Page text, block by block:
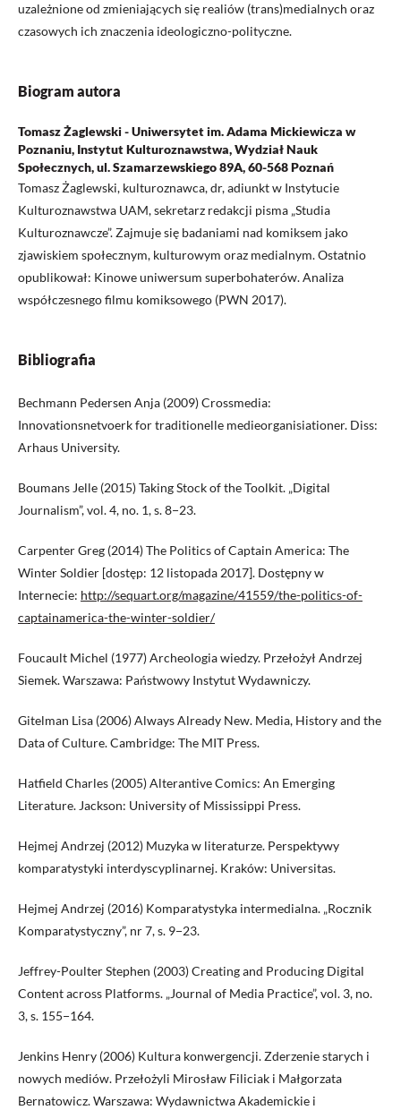
uzależnione od zmieniających się realiów (trans)medialnych oraz
czasowych ich znaczenia ideologiczno-polityczne.
Biogram autora
Tomasz Żaglewski - Uniwersytet im. Adama Mickiewicza w
Poznaniu, Instytut Kulturoznawstwa, Wydział Nauk
Społecznych, ul. Szamarzewskiego 89A, 60-568 Poznań
Tomasz Żaglewski, kulturoznawca, dr, adiunkt w Instytucie
Kulturoznawstwa UAM, sekretarz redakcji pisma „Studia
Kulturoznawcze”. Zajmuje się badaniami nad komiksem jako
zjawiskiem społecznym, kulturowym oraz medialnym. Ostatnio
opublikował: Kinowe uniwersum superbohaterów. Analiza
współczesnego filmu komiksowego (PWN 2017).
Bibliografia
Bechmann Pedersen Anja (2009) Crossmedia:
Innovationsnetvoerk for traditionelle medieorganisiationer. Diss:
Arhaus University.
Boumans Jelle (2015) Taking Stock of the Toolkit. „Digital
Journalism”, vol. 4, no. 1, s. 8−23.
Carpenter Greg (2014) The Politics of Captain America: The
Winter Soldier [dostęp: 12 listopada 2017]. Dostępny w
Internecie: http://sequart.org/magazine/41559/the-politics-of-
captainamerica-the-winter-soldier/
Foucault Michel (1977) Archeologia wiedzy. Przełożył Andrzej
Siemek. Warszawa: Państwowy Instytut Wydawniczy.
Gitelman Lisa (2006) Always Already New. Media, History and the
Data of Culture. Cambridge: The MIT Press.
Hatfield Charles (2005) Alterantive Comics: An Emerging
Literature. Jackson: University of Mississippi Press.
Hejmej Andrzej (2012) Muzyka w literaturze. Perspektywy
komparatystyki interdyscyplinarnej. Kraków: Universitas.
Hejmej Andrzej (2016) Komparatystyka intermedialna. „Rocznik
Komparatystyczny”, nr 7, s. 9−23.
Jeffrey-Poulter Stephen (2003) Creating and Producing Digital
Content across Platforms. „Journal of Media Practice”, vol. 3, no.
3, s. 155−164.
Jenkins Henry (2006) Kultura konwergencji. Zderzenie starych i
nowych mediów. Przełożyli Mirosław Filiciak i Małgorzata
Bernatowicz. Warszawa: Wydawnictwa Akademickie i